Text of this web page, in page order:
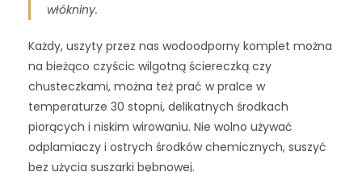
włókniny.
Każdy, uszyty przez nas wodoodporny komplet można
na bieżąco czyścic wilgotną ściereczką czy
chusteczkami, można też prać w pralce w
temperaturze 30 stopni, delikatnych środkach
piorących i niskim wirowaniu. Nie wolno używać
odplamiaczy i ostrych środków chemicznych, suszyć
bez użycia suszarki bębnowej.